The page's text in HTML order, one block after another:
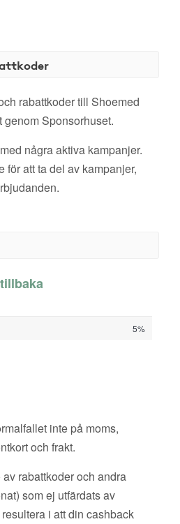
rabattkoder till Shoemed
Sponsorhuset.
några aktiva kampanjer.
för att ta del av kampanjer,
5%
inte på moms,
och frakt.
rabattkoder och andra
som ej utfärdats av
i att din cashback